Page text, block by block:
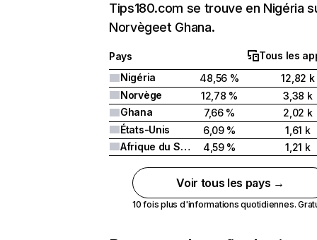
Tips180.com se trouve en Nigéria
Norvègeet Ghana.
Pays
Tous les
Nigéria
48,56 %
12,82 k
Norvège
12,78 %
3,38 k
Ghana
7,66 %
2,02 k
États-Unis
6,09 %
1,61 k
Afrique du Sud
4,59 % 1,21 k
Voir tous les pays →
10 fois plus d'informations quotidiennes.